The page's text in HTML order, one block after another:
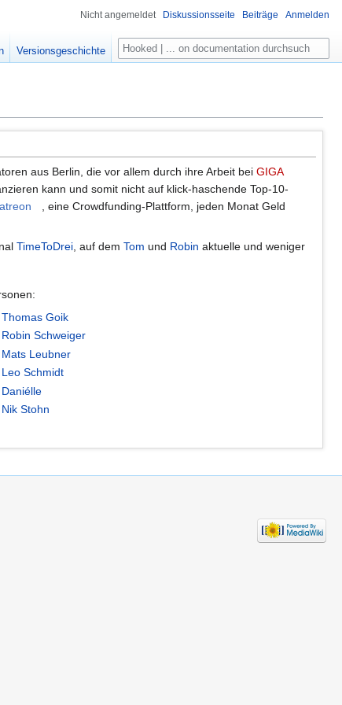
aus Berlin, die vor allem durch ihre Arbeit bei GIGA
kann und somit nicht auf klick-haschende Top-10-
, eine Crowdfunding-Plattform, jeden Monat Geld
TimeToDrei , auf dem Tom und Robin aktuelle und weniger
Thomas Goik
Robin Schweiger
Mats Leubner
Leo Schmidt
Daniélle
Nik Stohn
Nicht angemeldet Diskussionsseite Beiträge Anmelden
Versionsgeschichte
Suche